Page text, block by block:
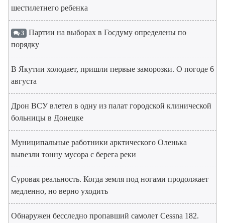
шестилетнего ребенка
3 Партии на выборах в Госдуму определены по
порядку
В Якутии холодает, пришли первые заморозки. О погоде 6
августа
Дрон ВСУ влетел в одну из палат городской клинической
больницы в Донецке
Муниципальные работники арктического Оленька
вывезли тонну мусора с берега реки
Суровая реальность. Когда земля под ногами продолжает
медленно, но верно уходить
Обнаружен бесследно пропавший самолет Cessna 182.